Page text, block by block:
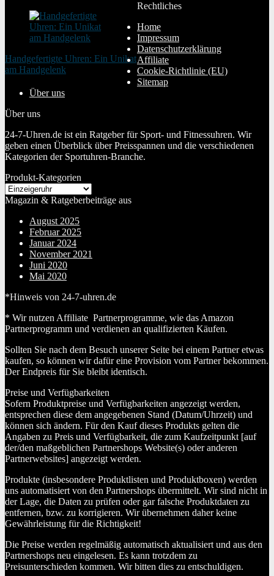
Handgefertigte Uhren: Ein Unikat
am Handgelenk
Rechtliches
Home
Impressum
Datenschutzerklärung
Affiliate
Cookie-Richtlinie (EU)
Sitemap
Über uns
Über uns
24-7-Uhren.de ist ein Ratgeber für Sport- und Fitnessuhren. Wir
geben einen Überblick über Preisspannen und die verschiedenen
Kategorien der Sportuhren-Branche.
Produkt-Kategorien
Magazin & Ratgeberbeiträge aus
August 2025
Februar 2025
Januar 2024
November 2021
Juni 2020
Mai 2020
*Hinweis von 24-7-uhren.de
* Wir nutzen Affiliate Partnerprogramme, wie das Amazon
Partnerprogramm und verdienen an qualifizierten Käufen.
Sollten Sie nach dem Besuch unserer Seite bei einem Partner etwas
kaufen, so können wir dafür eine Provision vom Partner bekommen.
Der Endpreis für Sie bleibt identisch.
Preise und Verfügbarkeiten
Sofern Produktpreise und Verfügbarkeiten angezeigt werden,
entsprechen diese dem angegebenen Stand (Datum/Uhrzeit) und
können sich ändern. Für den Kauf dieses Produkts gelten die
Angaben zu Preis und Verfügbarkeit, die zum Kaufzeitpunkt [auf
der/den maßgeblichen Partnershops Website(s) oder anderen
Partnerwebsites] angezeigt werden.
Produkte (insbesondere Produktlisten und Produktboxen) werden
uns automatisiert von den Partnershops übermittelt. Wir sind nicht in
der Lage, die Daten zu prüfen oder gar falsche Produktdaten zu
entfernen, bzw. zu korrigieren. Wir übernehmen daher keine
Gewährleistung für die Richtigkeit!
Die Preise werden regelmäßig automatisch aktualisiert und aus den
Partnershops neu eingelesen. Es kann trotzdem zu
Preisunterschieden kommen. Wir bitten dies zu entschuldigen.